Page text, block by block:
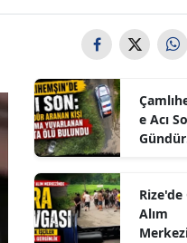
e Acı
Gündür
Araçta
Rize'de
Alım